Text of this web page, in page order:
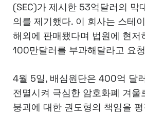
(SEC)가 제시한 53억달러의 막
의를 제기했다. 이 회사는 스테
해외에 판매됐다며 법원에 현저
100만달러를 부과해달라고 요
4월 5일, 배심원단은 400억 달
전멸시켜 극심한 암호화폐 겨울
붕괴에 대한 권도형의 책임을